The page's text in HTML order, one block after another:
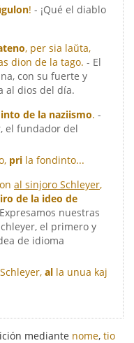
! - ¡Qué el diablo
, per sia laŭta,
dion de la tago. - El
con su fuerte y
al dios del día.
de la naziismo. -
el fundador del
pri la fondinto...
al sinjoro Schleyer,
de la ideo de
nuestras
el primero y
de idioma
al la unua kaj
mediante nome, tio